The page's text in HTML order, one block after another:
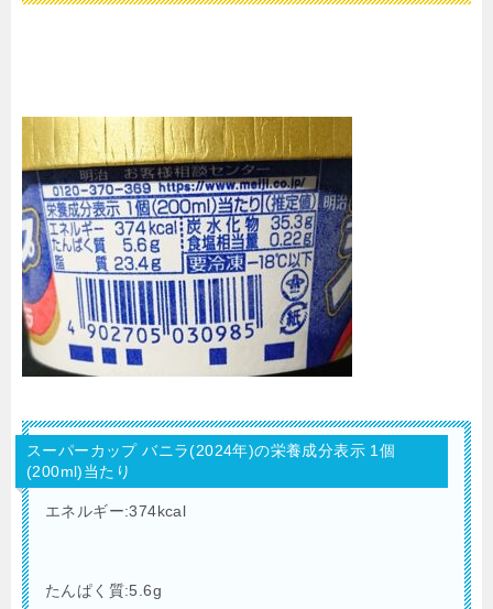
スーパーカップ バニラ(2024年)の栄養成分表示 1個
(200ml)当たり
エネルギー:374kcal
たんぱく質:5.6g